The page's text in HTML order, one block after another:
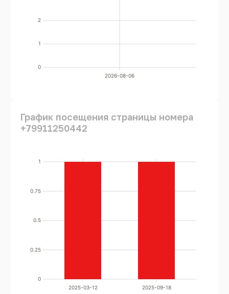
0
1
2
2026-08-06
График посещения страницы номера
+79911250442
0
0.25
0.5
0.75
1
2025-03-12 2025-09-18